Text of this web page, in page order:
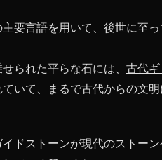
主要言語を用いて、後世に至
られた平らな石には、 古代
ていて、まるで古代からの文
ドストーンが現代のストー